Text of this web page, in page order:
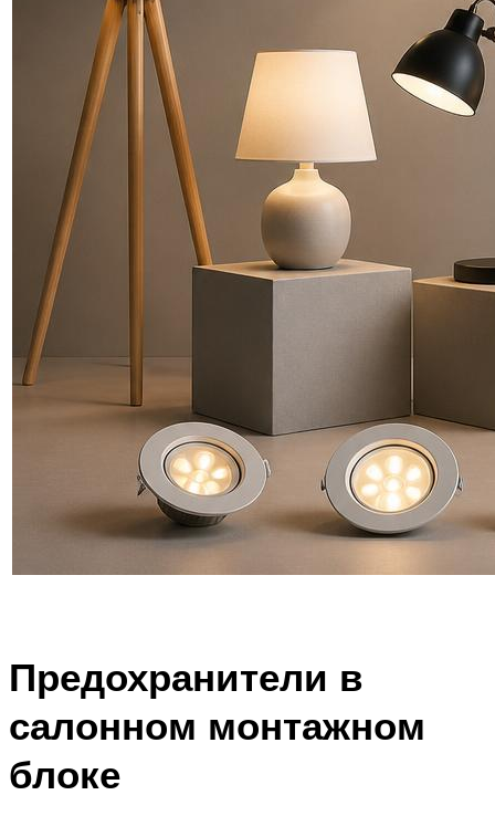
Предохранители в
салонном монтажном
блоке